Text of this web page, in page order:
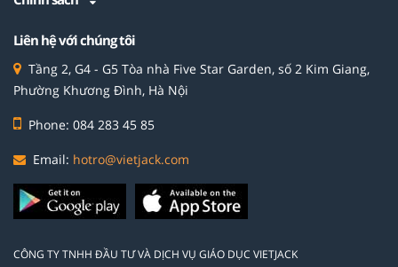
Liên hệ với chúng tôi
Tầng 2, G4 - G5 Tòa nhà Five Star Garden, số 2 Kim Giang,
Phường Khương Đình, Hà Nội
Phone: 084 283 45 85
Email: hotro@vietjack.com
CÔNG TY TNHH ĐẦU TƯ VÀ DỊCH VỤ GIÁO DỤC VIETJACK